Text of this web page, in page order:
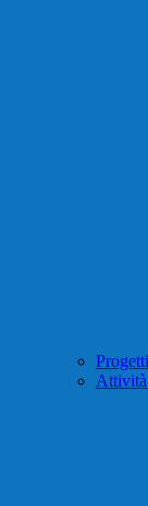
Attività